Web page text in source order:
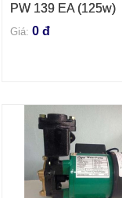
PW 139 EA (125w)
Giá: 0 đ